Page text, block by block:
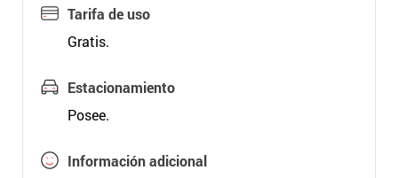
Tarifa de uso
Gratis.
Estacionamiento
Posee.
Información adicional